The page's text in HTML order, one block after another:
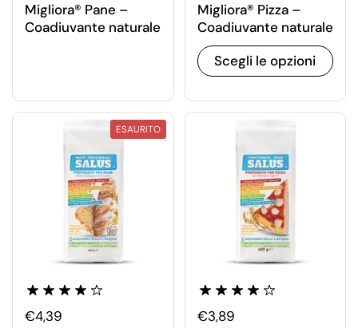
Migliora® Pane –
Coadiuvante naturale
Migliora® Pizza –
Coadiuvante naturale
Scegli le opzioni
€4,39
ESAURITO
€3,89